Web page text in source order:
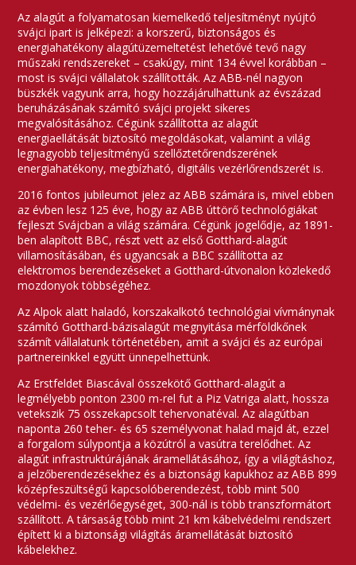
Az alagút a folyamatosan kiemelkedő teljesítményt nyújtó
svájci ipart is jelképezi: a korszerű, biztonságos és
energiahatékony alagútüzemeltetést lehetővé tevő nagy
műszaki rendszereket – csakúgy, mint 134 évvel korábban –
most is svájci vállalatok szállították. Az ABB-nél nagyon
büszkék vagyunk arra, hogy hozzájárulhattunk az évszázad
beruházásának számító svájci projekt sikeres
megvalósításához. Cégünk szállította az alagút
energiaellátását biztosító megoldásokat, valamint a világ
legnagyobb teljesítményű szellőztetőrendszerének
energiahatékony, megbízható, digitális vezérlőrendszerét is.
2016 fontos jubileumot jelez az ABB számára is, mivel ebben
az évben lesz 125 éve, hogy az ABB úttörő technológiákat
fejleszt Svájcban a világ számára. Cégünk jogelődje, az 1891-
ben alapított BBC, részt vett az első Gotthard-alagút
villamosításában, és ugyancsak a BBC szállította az
elektromos berendezéseket a Gotthard-útvonalon közlekedő
mozdonyok többségéhez.
Az Alpok alatt haladó, korszakalkotó technológiai vívmánynak
számító Gotthard-bázisalagút megnyitása mérföldkőnek
számít vállalatunk történetében, amit a svájci és az európai
partnereinkkel együtt ünnepelhettünk.
Az Erstfeldet Biascával összekötő Gotthard-alagút a
legmélyebb ponton 2300 m-rel fut a Piz Vatriga alatt, hossza
vetekszik 75 összekapcsolt tehervonatéval. Az alagútban
naponta 260 teher- és 65 személyvonat halad majd át, ezzel
a forgalom súlypontja a közútról a vasútra terelődhet. Az
alagút infrastruktúrájának áramellátásához, így a világításhoz,
a jelzőberendezésekhez és a biztonsági kapukhoz az ABB 899
középfeszültségű kapcsolóberendezést, több mint 500
védelmi- és vezérlőegységet, 300-nál is több transzformátort
szállított. A társaság több mint 21 km kábelvédelmi rendszert
épített ki a biztonsági világítás áramellátását biztosító
kábelekhez.